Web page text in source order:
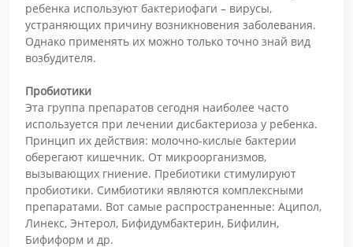
ребенка используют бактериофаги – вирусы,
устраняющих причину возникновения заболевания.
Однако применять их можно только точно знай вид
возбудителя.
Пробиотики
Эта группа препаратов сегодня наиболее часто
используется при лечении дисбактериоза у ребенка.
Принцип их действия: молочно-кислые бактерии
оберегают кишечник. От микроорганизмов,
вызывающих гниение. Пребиотики стимулируют
пробиотики. Симбиотики являются комплексными
препаратами. Вот самые распространенные: Аципол,
Линекс, Энтерол, Бифидумбактерин, Бифилин,
Бифиформ и др.